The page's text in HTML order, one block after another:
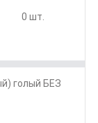
0 шт.
голый БЕЗ